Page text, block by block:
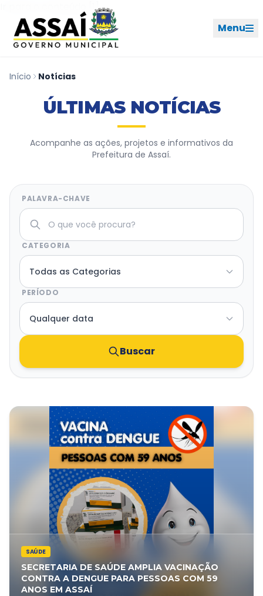
Ir para o conteúdo [1]
Menu
REDES SOCIAIS
PERFIL DE NAVEGAÇÃO
Cidade
Governo
Ouvidoria
Transparência e Atos
ACESSIBILIDADE
Contraste A- A+
CLIMA AGORA
Céu limpo
19°C• Umid.85%
Início Notícias
ÚLTIMAS NOTÍCIAS
Acompanhe as ações, projetos e informativos da
Prefeitura de Assaí.
PALAVRA-CHAVE
CATEGORIA
PERÍODO
Buscar
SAÚDE
SECRETARIA DE SAÚDE AMPLIA VACINAÇÃO
CONTRA A DENGUE PARA PESSOAS COM 59
ANOS EM ASSAÍ